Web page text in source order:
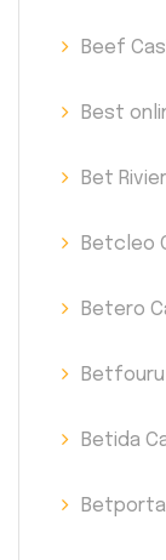
Beef
Best
Bet
Betcleo
Betero
Betfouru
Betida